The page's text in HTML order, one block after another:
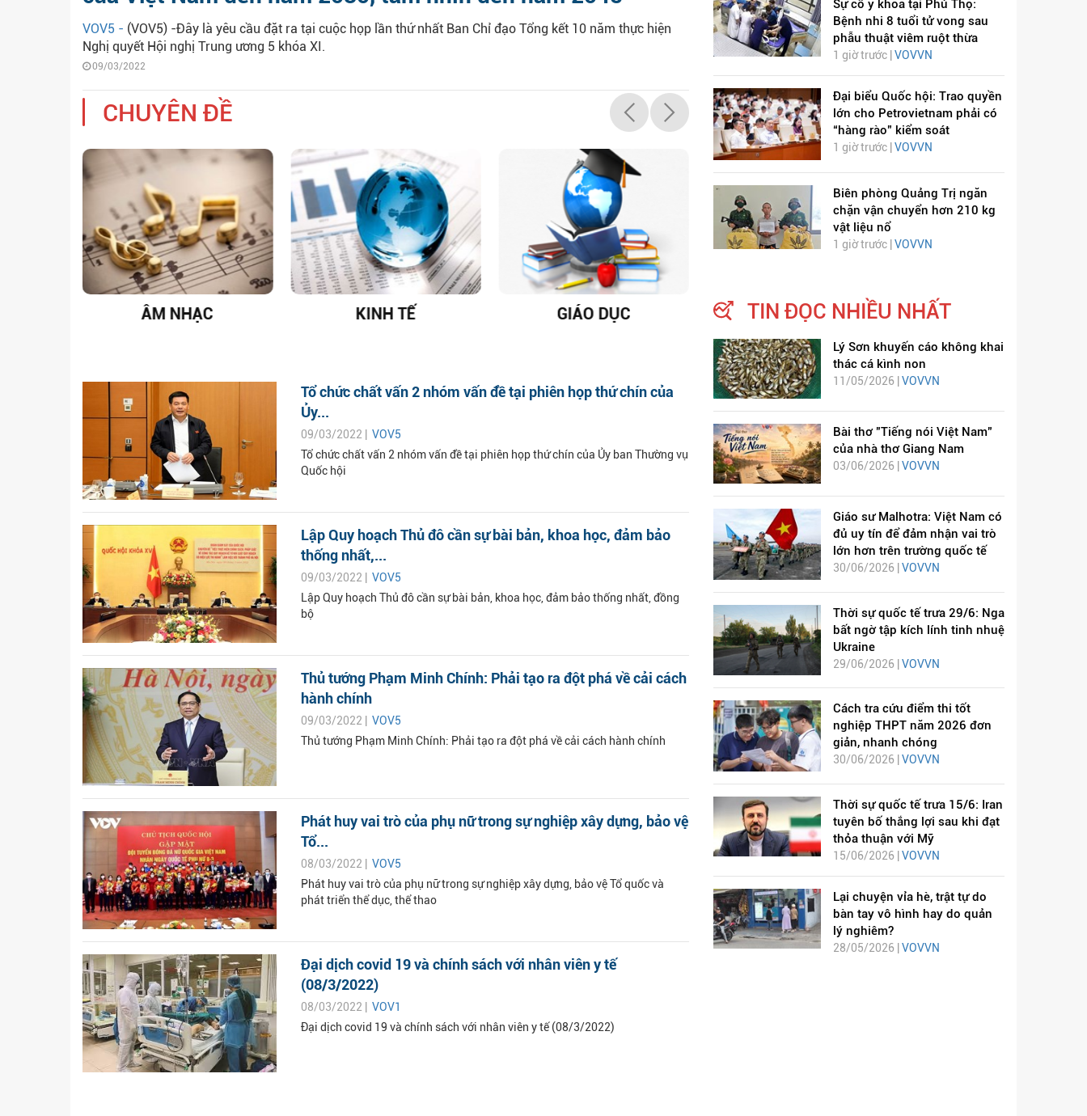
VOV5 - (VOV5) -Đây là yêu cầu đặt ra tại cuộc họp lần thứ nhất Ban Chỉ đạo Tổng kết 10 năm thực hiện
Nghị quyết Hội nghị Trung ương 5 khóa XI.
09/03/2022
CHUYÊN ĐỀ
ÂM NHẠC KINH TẾ GIÁO DỤC
DỊCH VIÊM PHỔI COVID-
19
Tổ chức chất vấn 2 nhóm vấn đề tại phiên họp thứ chín của
Ủy...
09/03/2022 | VOV5
Tổ chức chất vấn 2 nhóm vấn đề tại phiên họp thứ chín của Ủy ban Thường vụ
Quốc hội
Lập Quy hoạch Thủ đô cần sự bài bản, khoa học, đảm bảo
thống nhất,...
09/03/2022 | VOV5
Lập Quy hoạch Thủ đô cần sự bài bản, khoa học, đảm bảo thống nhất, đồng
bộ
Thủ tướng Phạm Minh Chính: Phải tạo ra đột phá về cải cách
hành chính
09/03/2022 | VOV5
Thủ tướng Phạm Minh Chính: Phải tạo ra đột phá về cải cách hành chính
Phát huy vai trò của phụ nữ trong sự nghiệp xây dựng, bảo vệ
Tổ...
08/03/2022 | VOV5
Phát huy vai trò của phụ nữ trong sự nghiệp xây dựng, bảo vệ Tổ quốc và
phát triển thể dục, thể thao
Đại dịch covid 19 và chính sách với nhân viên y tế
(08/3/2022)
08/03/2022 | VOV1
Đại dịch covid 19 và chính sách với nhân viên y tế (08/3/2022)
Sự cố y khoa tại Phú Thọ:
Bệnh nhi 8 tuổi tử vong sau
phẫu thuật viêm ruột thừa
1 giờ trước | VOVVN
Đại biểu Quốc hội: Trao quyền
lớn cho Petrovietnam phải có
“hàng rào” kiểm soát
1 giờ trước | VOVVN
Biên phòng Quảng Trị ngăn
chặn vận chuyển hơn 210 kg
vật liệu nổ
1 giờ trước | VOVVN
TIN ĐỌC NHIỀU NHẤT
Lý Sơn khuyến cáo không khai
thác cá kình non
11/05/2026 | VOVVN
Bài thơ "Tiếng nói Việt Nam"
của nhà thơ Giang Nam
03/06/2026 | VOVVN
Giáo sư Malhotra: Việt Nam có
đủ uy tín để đảm nhận vai trò
lớn hơn trên trường quốc tế
30/06/2026 | VOVVN
Thời sự quốc tế trưa 29/6: Nga
bất ngờ tập kích lính tinh nhuệ
Ukraine
29/06/2026 | VOVVN
Cách tra cứu điểm thi tốt
nghiệp THPT năm 2026 đơn
giản, nhanh chóng
30/06/2026 | VOVVN
Thời sự quốc tế trưa 15/6: Iran
tuyên bố thắng lợi sau khi đạt
thỏa thuận với Mỹ
15/06/2026 | VOVVN
Lại chuyện vỉa hè, trật tự do
bàn tay vô hình hay do quản
lý nghiêm?
28/05/2026 | VOVVN